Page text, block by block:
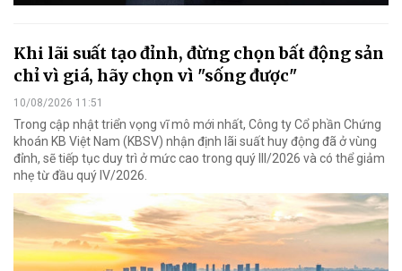
Khi lãi suất tạo đỉnh, đừng chọn bất động sản
chỉ vì giá, hãy chọn vì "sống được"
10/08/2026 11:51
Trong cập nhật triển vọng vĩ mô mới nhất, Công ty Cổ phần Chứng
khoán KB Việt Nam (KBSV) nhận định lãi suất huy động đã ở vùng
đỉnh, sẽ tiếp tục duy trì ở mức cao trong quý III/2026 và có thể giảm
nhẹ từ đầu quý IV/2026.